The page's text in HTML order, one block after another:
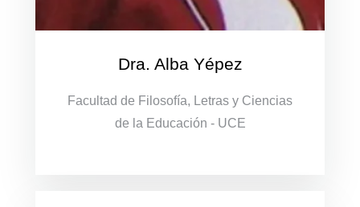
Dra. Alba Yépez
Facultad de Filosofía, Letras y Ciencias
de la Educación - UCE